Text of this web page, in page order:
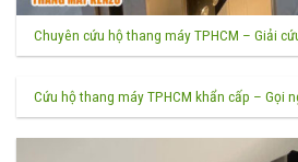
Chuyên cứu hộ thang máy TPHCM – Giải
Cứu hộ thang máy TPHCM khẩn cấp – Gọi